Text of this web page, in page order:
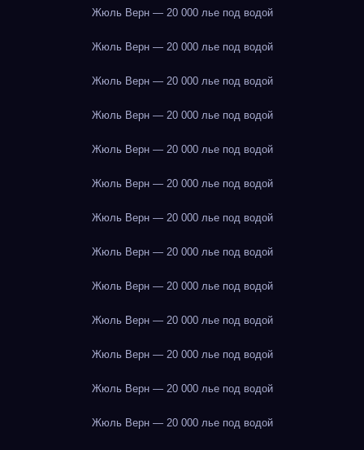
Жюль Верн — 20 000 лье под водой
Жюль Верн — 20 000 лье под водой
Жюль Верн — 20 000 лье под водой
Жюль Верн — 20 000 лье под водой
Жюль Верн — 20 000 лье под водой
Жюль Верн — 20 000 лье под водой
Жюль Верн — 20 000 лье под водой
Жюль Верн — 20 000 лье под водой
Жюль Верн — 20 000 лье под водой
Жюль Верн — 20 000 лье под водой
Жюль Верн — 20 000 лье под водой
Жюль Верн — 20 000 лье под водой
Жюль Верн — 20 000 лье под водой